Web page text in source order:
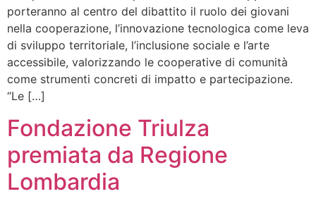
porteranno al centro del dibattito il ruolo dei giovani
nella cooperazione, l’innovazione tecnologica come leva
di sviluppo territoriale, l’inclusione sociale e l’arte
accessibile, valorizzando le cooperative di comunità
come strumenti concreti di impatto e partecipazione.
“Le […]
Fondazione Triulza
premiata da Regione
Lombardia